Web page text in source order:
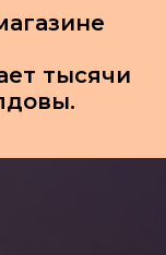
тысячи